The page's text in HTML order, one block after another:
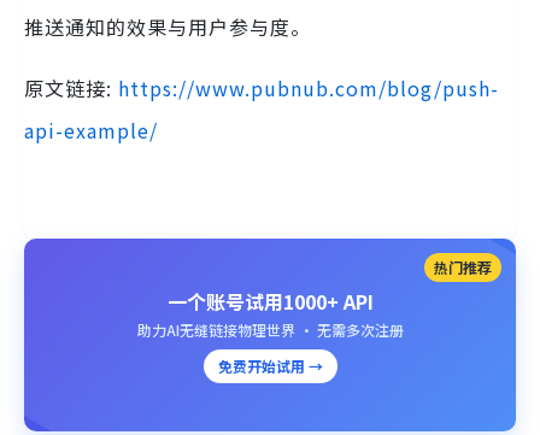
推送通知的效果与用户参与度。
原文链接: https://www.pubnub.com/blog/push-
api-example/
热门推荐
一个账号试用1000+ API
助力AI无缝链接物理世界 · 无需多次注册
免费开始试用 →